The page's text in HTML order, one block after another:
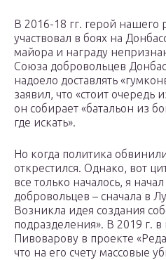
В 2016-18 гг. герой нашего
участвовал в боях на
майора и награду
Союза добровольцев
надоело доставлять
заявил, что «стоит очередь
он собирает «батальон из
где искать».
Но когда политика
открестился. Однако, вот
все только началось, я
добровольцев – сначала в
Возникла идея создания
подразделения». В 2019 г.
Пивоварову в проекте
что на его счету массовые